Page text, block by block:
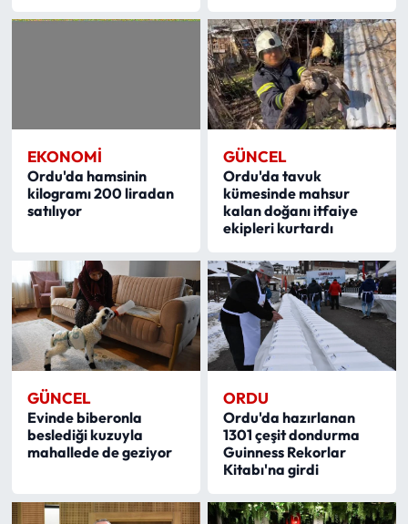
EKONOMI
Ordu'da hamsinin
kilogramı 200 liradan
satılıyor
GÜNCEL
Ordu'da tavuk
kümesinde mahsur
kalan doğanı itfaiye
ekipleri kurtardı
GÜNCEL
Evinde biberonla
beslediği kuzuyla
mahallede de geziyor
ORDU
Ordu'da hazırlanan
1301 çeşit dondurma
Guinness Rekorlar
Kitabı'na girdi